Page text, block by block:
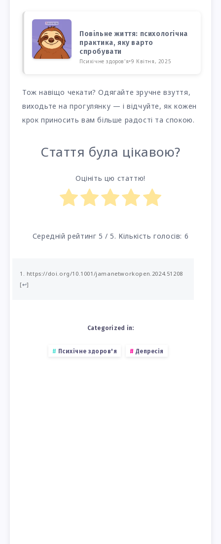
Повільне життя: психологічна
практика, яку варто
спробувати
Психічне здоров'я•9 Квітня, 2025
Тож навіщо чекати? Одягайте зручне взуття,
виходьте на прогулянку — і відчуйте, як кожен
крок приносить вам більше радості та спокою.
Стаття була цікавою?
Оцініть цю статтю!
Середній рейтинг 5 / 5. Кількість голосів: 6
https://doi.org/10.1001/jamanetworkopen.2024.51208
[↩]
Categorized in:
Психічне здоров'я Депресія